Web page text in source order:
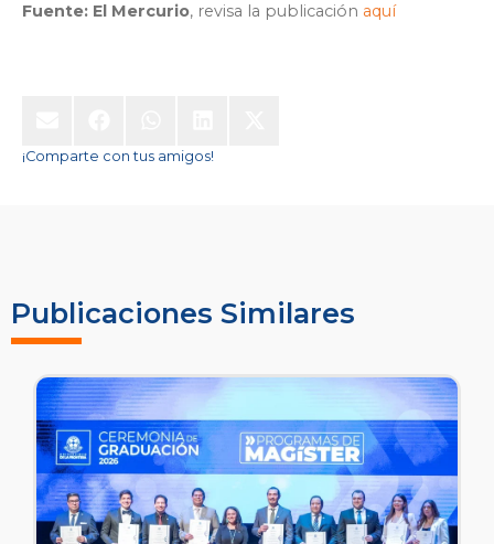
Fuente: El Mercurio, revisa la publicación aquí
¡Comparte con tus amigos!
Publicaciones Similares